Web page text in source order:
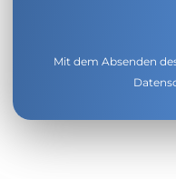
Mit dem Absenden